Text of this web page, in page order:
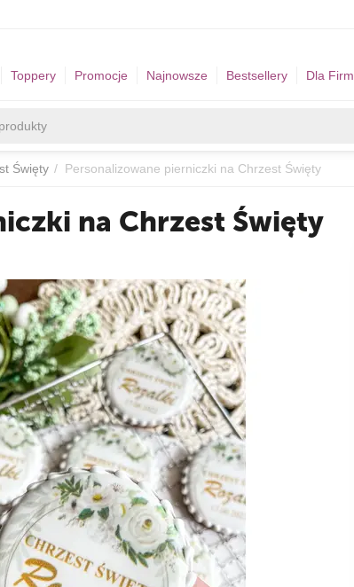
Toppery Promocje Najnowsze Bestsellery Dla Firm
Święty / Personalizowane pierniczki na Chrzest Święty
na Chrzest Święty